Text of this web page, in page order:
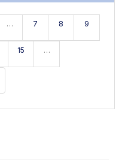
… 7 8 9
15 …